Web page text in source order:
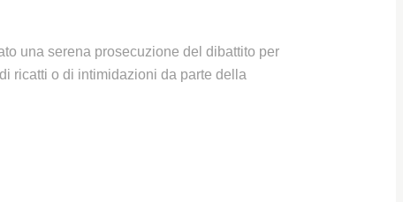
una serena prosecuzione del dibattito per
ricatti o di intimidazioni da parte della